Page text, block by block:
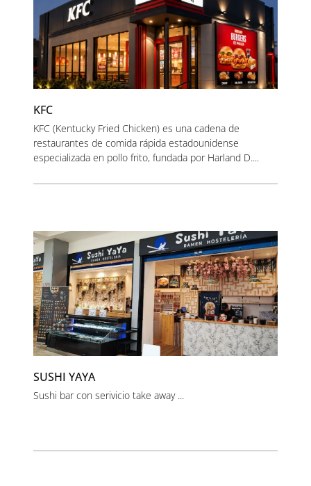
KFC
KFC (Kentucky Fried Chicken) es una cadena de
restaurantes de comida rápida estadounidense
especializada en pollo frito, fundada por Harland D....
SUSHI YAYA
Sushi bar con serivicio take away ...